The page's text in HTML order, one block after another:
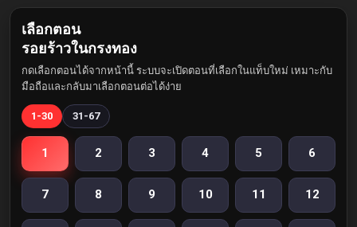
เลือกตอน
รอยร้าวในกรงทอง
กดเลือกตอนได้จากหน้านี้ ระบบจะเปิดตอนที่เลือกในแท็บใหม่ เหมาะกับ
มือถือและกลับมาเลือกตอนต่อได้ง่าย
1-30 31-67
1 2 3 4 5 6
7 8 9 10 11 12